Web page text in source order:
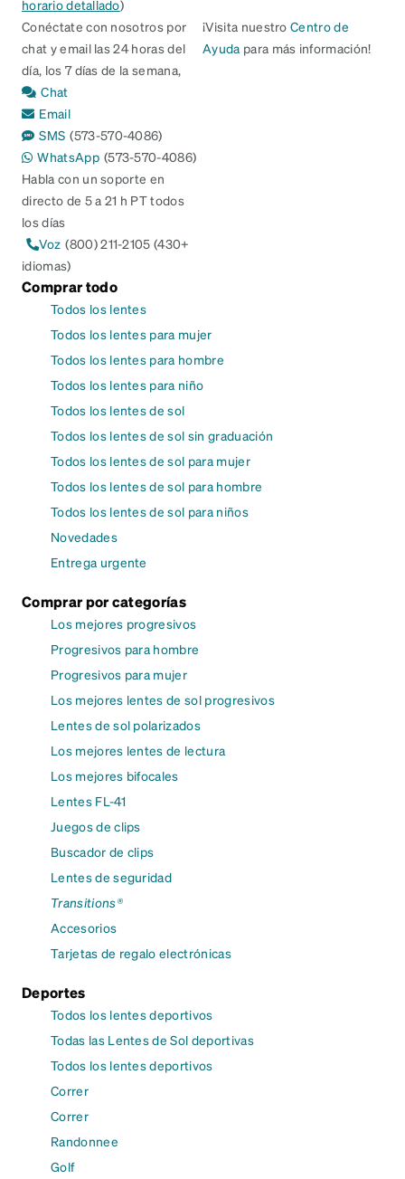
horario detallado)
Conéctate con nosotros por
chat y email las 24 horas del
día, los 7 días de la semana,
Chat
Email
SMS (573-570-4086)
WhatsApp (573-570-4086)
Habla con un soporte en
directo de 5 a 21 h PT todos
los días
Voz (800) 211-2105 (430+
idiomas)
¡Visita nuestroCentro de
Ayuda para más información!
Comprar todo
Todos los lentes
Todos los lentes para mujer
Todos los lentes para hombre
Todos los lentes para niño
Todos los lentes de sol
Todos los lentes de sol sin graduación
Todos los lentes de sol para mujer
Todos los lentes de sol para hombre
Todos los lentes de sol para niños
Novedades
Entrega urgente
Comprar por categorías
Los mejores progresivos
Progresivos para hombre
Progresivos para mujer
Los mejores lentes de sol progresivos
Lentes de sol polarizados
Los mejores lentes de lectura
Los mejores bifocales
Lentes FL-41
Juegos de clips
Buscador de clips
Lentes de seguridad
Transitions®
Accesorios
Tarjetas de regalo electrónicas
Deportes
Todos los lentes deportivos
Todas las Lentes de Sol deportivas
Todos los lentes deportivos
Correr
Correr
Randonnee
Golf